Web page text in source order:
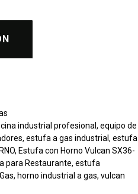
industrial profesional,equipo de
,estufa a gas industrial,estufa
, Estufa con Horno Vulcan SX36-
para Restaurante,estufa
, horno industrial a gas,vulcan